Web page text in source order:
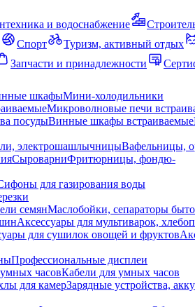
и водоснабжение
Спорт Туризм, активный отдых
Запчасти и принадлежности
шкафыМини-холодильники
Микроволновые печи
посудыВинные шкафы встраиваемые
электрошашлычницыВафельницы,
СыроварниФритюрницы, фондю-
для газирования воды
семянМаслобойки, сепараторы
Аксессуары для мультиварок,
для сушилок овощей и фруктов
Профессиональные дисплеи
часовКабели для умных часов
для камерЗарядные устройства,